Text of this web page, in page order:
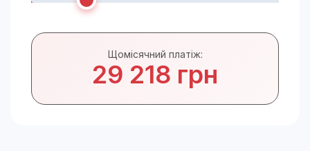
Щомісячний платіж:
29 218 грн